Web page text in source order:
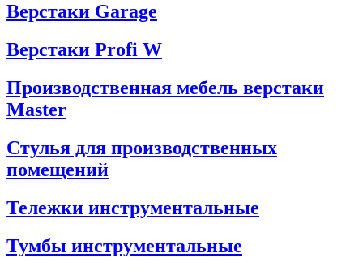
Верстаки Garage
Верстаки Profi W
Производственная мебель верстаки
Master
Стулья для производственных
помещений
Тележки инструментальные
Тумбы инструментальные